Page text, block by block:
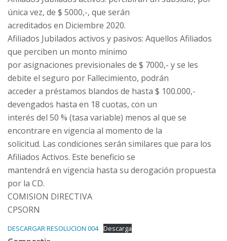
única vez, de $ 5000,-, que serán
acreditados en Diciembre 2020.
Afiliados Jubilados activos y pasivos: Aquellos Afiliados
que perciben un monto mínimo
por asignaciones previsionales de $ 7000,- y se les
debite el seguro por Fallecimiento, podrán
acceder a préstamos blandos de hasta $ 100.000,-
devengados hasta en 18 cuotas, con un
interés del 50 % (tasa variable) menos al que se
encontrare en vigencia al momento de la
solicitud. Las condiciones serán similares que para los
Afiliados Activos. Este beneficio se
mantendrá en vigencia hasta su derogación propuesta
por la CD.
COMISION DIRECTIVA
CPSORN
DESCARGAR RESOLUCION 004 Descarga